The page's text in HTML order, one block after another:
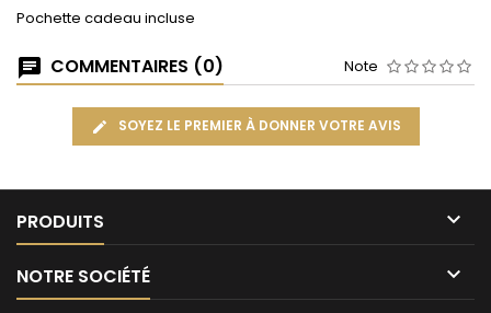
Pochette cadeau incluse
COMMENTAIRES (0) Note
SOYEZ LE PREMIER À DONNER VOTRE AVIS
PRODUITS 
NOTRE SOCIÉTÉ 